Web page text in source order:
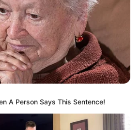
A Person Says This Sentence!